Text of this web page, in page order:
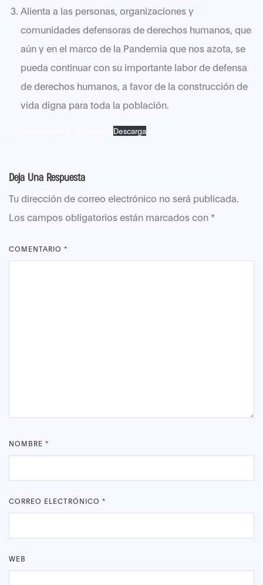
Alienta a las personas, organizaciones y
comunidades defensoras de derechos humanos, que
aún y en el marco de la Pandemia que nos azota, se
pueda continuar con su importante labor de defensa
de derechos humanos, a favor de la construcción de
vida digna para toda la población.
Descarga
Deja Una Respuesta
Tu dirección de correo electrónico no será publicada.
Los campos obligatorios están marcados con*
COMENTARIO *
NOMBRE *
CORREO ELECTRÓNICO *
WEB